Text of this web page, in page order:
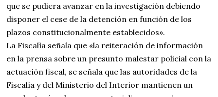
que se pudiera avanzar en la investigación debiendo
disponer el cese de la detención en función de los
plazos constitucionalmente establecidos».
La Fiscalìa señala que «la reiteración de información
en la prensa sobre un presunto malestar policial con la
actuación fiscal, se señala que las autoridades de la
Fiscalía y del Ministerio del Interior mantienen un